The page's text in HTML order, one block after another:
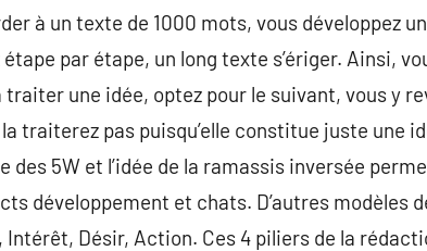
à un texte de 1000 mots, vous développez
par étape, un long texte s’ériger. Ainsi,
traiter une idée, optez pour le suivant, vous y
traiterez pas puisqu’elle constitue juste une
5W et l’idée de la ramassis inversée
développement et chats. D’autres modèles
Intérêt, Désir, Action. Ces 4 piliers de la